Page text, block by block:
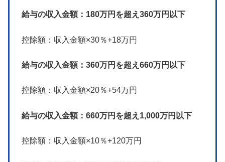
給与の収入金額：180万円を超え360万円以下
控除額：収入金額×30％+18万円
給与の収入金額：360万円を超え660万円以下
控除額：収入金額×20％+54万円
給与の収入金額：660万円を超え1,000万円以下
控除額：収入金額×10％+120万円